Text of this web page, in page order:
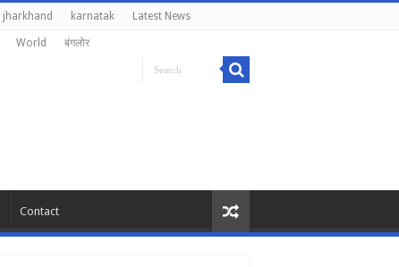
jharkhand karnatak Latest News
World बंगलोर
Contact